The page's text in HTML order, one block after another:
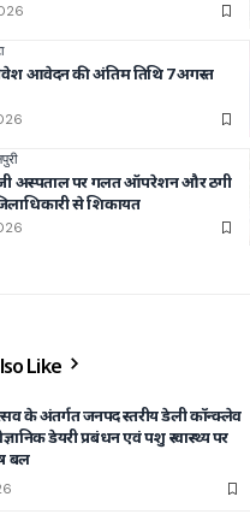
आवेदन की अंतिम तिथि 7 अगस्त
अस्पताल पर गलत ऑपरेशन और ठगी
से शिकायत
Like
के अंतर्गत जनपद स्तरीय डेली कॉन्क्लेव
डेयरी प्रबंधन एवं पशु स्वास्थ्य पर
बल